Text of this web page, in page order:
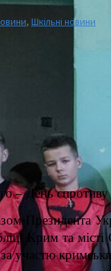
, Шкільні новини
– День
Президента
Крим та
участю